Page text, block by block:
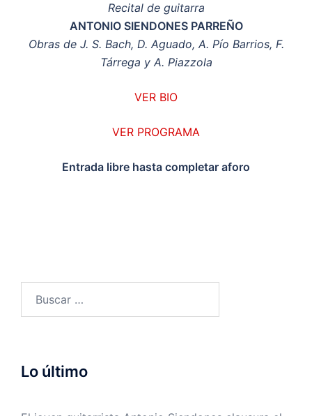
Recital de guitarra
ANTONIO SIENDONES PARREÑO
Obras de J. S. Bach, D. Aguado, A. Pío Barrios, F.
Tárrega y A. Piazzola
VER BIO
VER PROGRAMA
Entrada libre hasta completar aforo
Lo último